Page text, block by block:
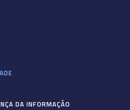
DA INFORMAÇÃO